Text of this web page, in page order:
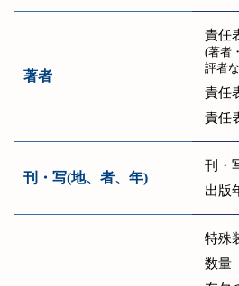
著者
責任
(著者
評者
責任
責任
刊・写(地、者、年)
刊・
出版
特殊
数量